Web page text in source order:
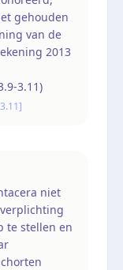
gehouden
van de
2013
3.11)
niet
te stellen en